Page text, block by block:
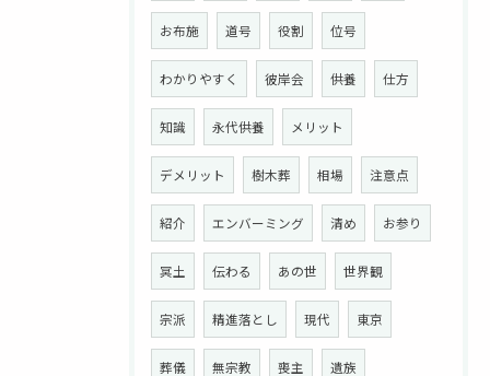
お布施 道号 役割 位号
わかりやすく 彼岸会 供養 仕方
知識 永代供養 メリット
デメリット 樹木葬 相場 注意点
紹介 エンバーミング 清め お参り
冥土 伝わる あの世 世界観
宗派 精進落とし 現代 東京
葬儀 無宗教 喪主 遺族